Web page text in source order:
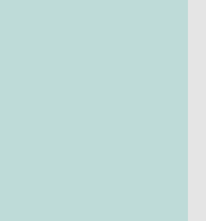
Line CX Motor mit
ausgedehnte Trail-
Federweg für